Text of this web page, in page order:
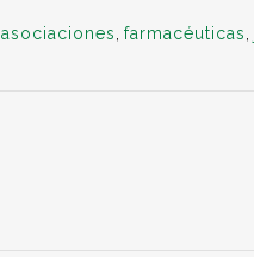
asociaciones farmacéuticas